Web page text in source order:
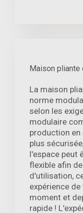
Maison pliante
La maison
norme
selon les
modulaire
production
plus
l'espace peut
flexible afin
d'utilisation,
expérience
moment et
rapide !